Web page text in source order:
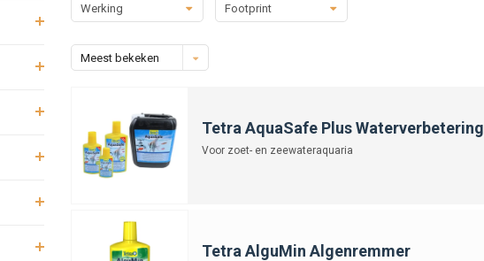
Werking Footprint
Meest bekeken
Tetra AquaSafe Plus Waterverbetering
Voor zoet- en zeewateraquaria
Tetra AlguMin Algenremmer